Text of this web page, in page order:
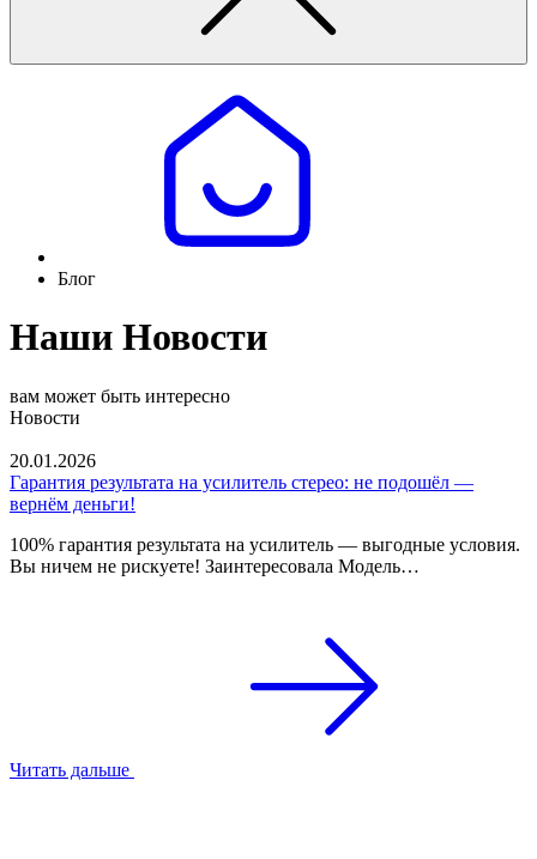
Блог
Наши Новости
вам может быть интересно
Новости
20.01.2026
Гарантия результата на усилитель стерео: не подошёл —
вернём деньги!
100% гарантия результата на усилитель — выгодные условия.
Вы ничем не рискуете! Заинтересовала Модель…
Читать дальше